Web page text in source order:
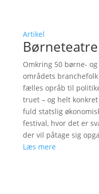
Artikel
Omkring 50 børne-
områdets
fælles opråb til
truet – og helt
fuld statslig
festival, hvor det er
der vil påtage sig
Læs mere